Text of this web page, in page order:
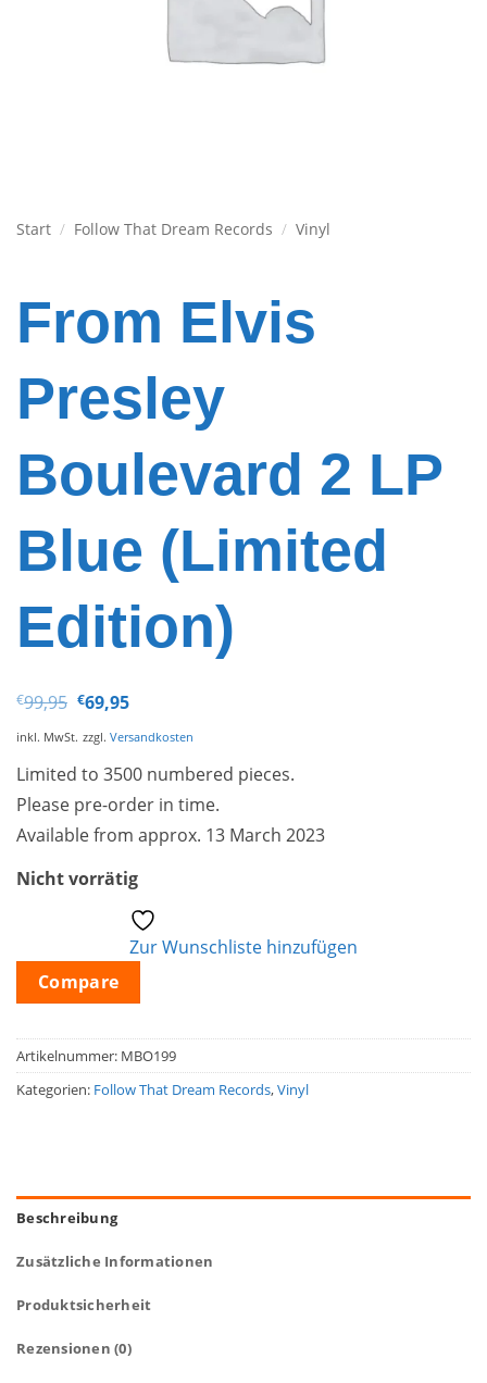
Start / Follow That Dream Records / Vinyl
From Elvis
Presley
Boulevard 2 LP
Blue (Limited
Edition)
€99,95 Ursprünglicher
Preis
war:
€69,95Aktueller
ist:
inkl. MwSt. zzgl. Versandkosten
Limited to 3500 numbered pieces.
Please pre-order in time.
Available from approx. 13 March 2023
Nicht vorrätig
Zur Wunschliste hinzufügen
Compare
Artikelnummer: MBO199
Kategorien: Follow That Dream Records,Vinyl
Beschreibung
Zusätzliche Informationen
Produktsicherheit
Rezensionen (0)